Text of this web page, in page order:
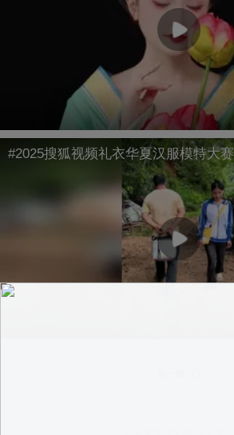
#2025搜狐视频礼衣华夏汉服模特大赛